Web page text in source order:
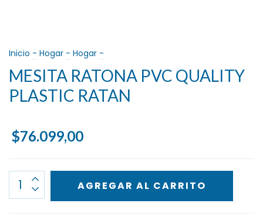
Inicio - Hogar - Hogar -
MESITA RATONA PVC QUALITY
PLASTIC RATAN
$76.099,00